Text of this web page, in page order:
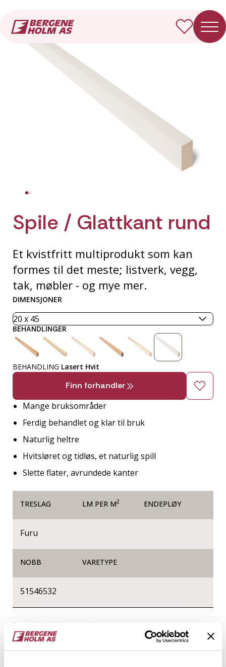
Spile / Glattkant rund
Et kvistfritt multiprodukt som kan
formes til det meste; listverk, vegg,
tak, møbler - og mye mer.
DIMENSJONER
BEHANDLINGER
BEHANDLING Lasert Hvit
Finn forhandler
Mange bruksområder
Ferdig behandlet og klar til bruk
Naturlig heltre
Hvitsløret og tidløs, et naturlig spill
Slette flater, avrundede kanter
TRESLAG LM PER M2 ENDEPLØY
Furu
NOBB VARETYPE
51546532
Produktinformasjon
Glattkanter er firkantede trespiler helt uten profil,